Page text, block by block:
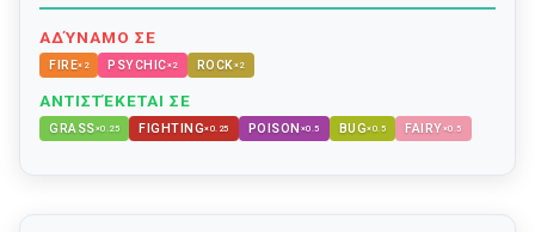
ΑΔΎΝΑΜΟ ΣΕ
FIRE× 2 PSYCHIC×2 ROCK×2
ΑΝΤΙΣΤΈΚΕΤΑΙ ΣΕ
GRASS×0.25 FIGHTING×0.25 POISON ×0.5 BUG×0.5 FAIRY×0.5